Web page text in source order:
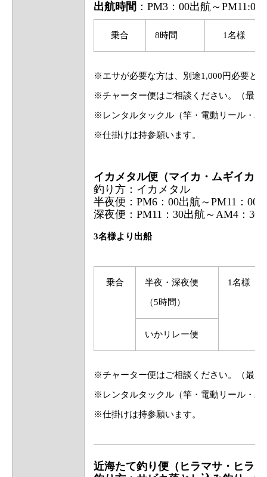
出航時間 ：PM3：00出航～PM11:00
乗合 8時間 1名様
※エサが必要な方は、別途1,000円必要と
※チャーター便はご相談ください。（最大
※レンタルタックル（竿・電動リール・バ
※仕掛けは持参願います。
イカメタル便（マイカ・ムギイカ
釣り方：イカメタル
半夜便：PM6：00出航～PM11：00
深夜便：PM11：30出航～AM4：30
3名様より出船
乗合 半夜・深夜便
（5時間）
1名様
いかリレー便
※チャーター便はご相談ください。（最大
※レンタルタックル（竿・電動リール・バ
※仕掛けは持参願います。
近海たて釣り便（ヒラマサ・ヒラ